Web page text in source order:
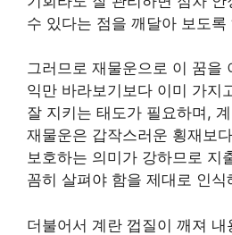
수 있다는 점을 깨달아 보도록
그러므로 재물운으로 이 꿈을
익만 바라보기보다 이미 가지
잘 지키는 태도가 필요하며,
재물운은 갑작스러운 횡재보
보호하는 의미가 강하므로 지
꼼히 살펴야 함을 제대로 인식
더불어서 계란 껍질이 깨져 내